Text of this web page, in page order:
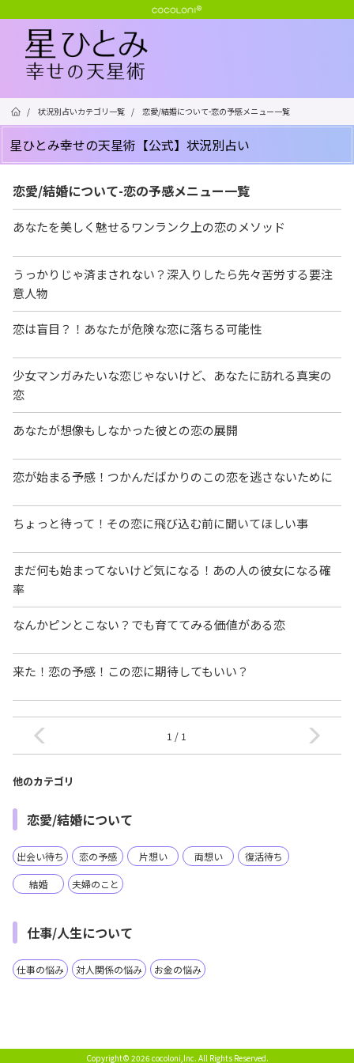
/ 状況別占いカテゴリ一覧 / 恋愛/結婚について-恋の予感メニュー一覧
星ひとみ幸せの天星術【公式】状況別占い
恋愛/結婚について-恋の予感メニュー一覧
あなたを美しく魅せるワンランク上の恋のメソッド
うっかりじゃ済まされない？深入りしたら先々苦労する要注
意人物
恋は盲目？！あなたが危険な恋に落ちる可能性
少女マンガみたいな恋じゃないけど、あなたに訪れる真実の
恋
あなたが想像もしなかった彼との恋の展開
恋が始まる予感！つかんだばかりのこの恋を逃さないために
ちょっと待って！その恋に飛び込む前に聞いてほしい事
まだ何も始まってないけど気になる！あの人の彼女になる確
率
なんかピンとこない？でも育ててみる価値がある恋
来た！恋の予感！この恋に期待してもいい？
1 / 1
他のカテゴリ
恋愛/結婚について
出会い待ち 恋の予感 片想い 両想い 復活待ち
結婚 夫婦のこと
仕事/人生について
仕事の悩み 対人関係の悩み お金の悩み
Copyright© 2026 cocoloni,Inc. All Rights Reserved.